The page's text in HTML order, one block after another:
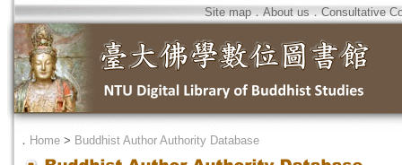
Site map．About us．Consultative
． Home > Buddhist Author Authority Database